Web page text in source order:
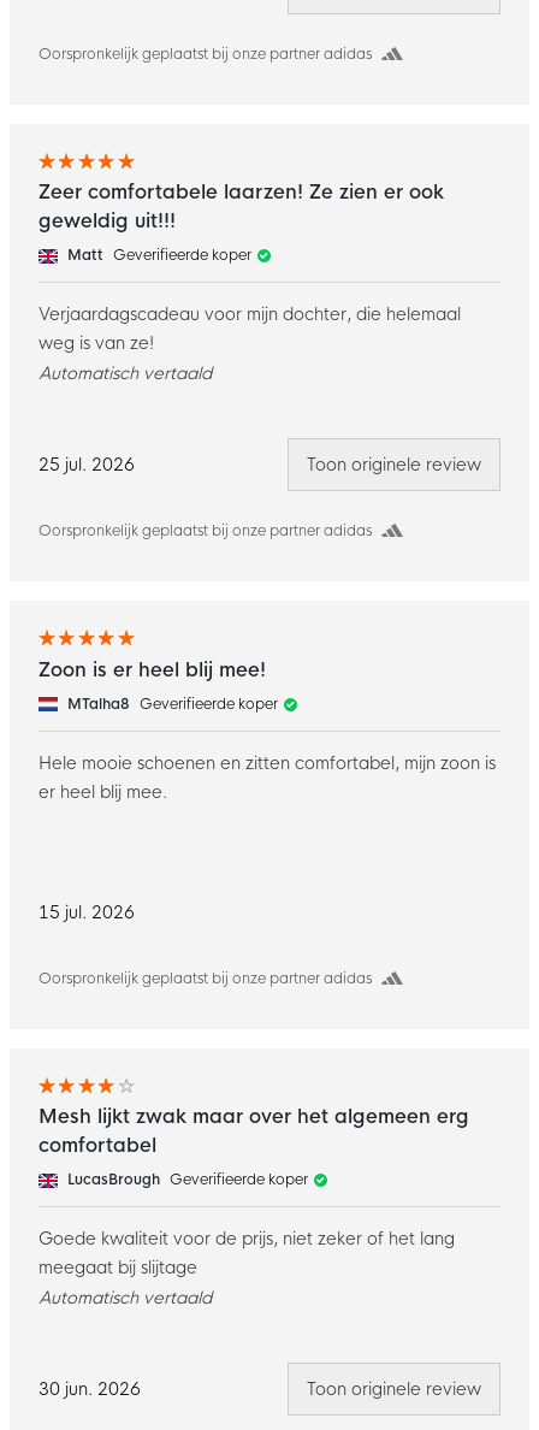
Oorspronkelijk geplaatst bij onze partner adidas
25 jul. 2026
Oorspronkelijk geplaatst bij onze partner adidas
Zeer comfortabele laarzen! Ze zien er ook
geweldig uit!!!
Matt Geverifieerde koper
Verjaardagscadeau voor mijn dochter, die helemaal
weg is van ze!
Automatisch vertaald
Toon originele review
15 jul. 2026
Oorspronkelijk geplaatst bij onze partner adidas
Zoon is er heel blij mee!
MTalha8 Geverifieerde koper
Hele mooie schoenen en zitten comfortabel, mijn zoon is
er heel blij mee.
30 jun. 2026
Mesh lijkt zwak maar over het algemeen erg
comfortabel
LucasBrough Geverifieerde koper
Goede kwaliteit voor de prijs, niet zeker of het lang
meegaat bij slijtage
Automatisch vertaald
Toon originele review